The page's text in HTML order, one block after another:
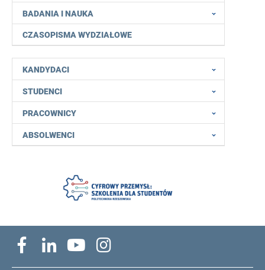
BADANIA I NAUKA
CZASOPISMA WYDZIAŁOWE
KANDYDACI
STUDENCI
PRACOWNICY
ABSOLWENCI